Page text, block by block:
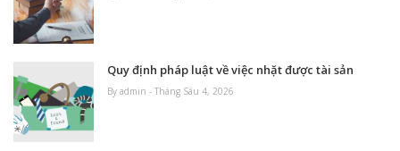
Quy định pháp luật về việc nhặt được tài sản
By admin - Tháng Sáu 4, 2026